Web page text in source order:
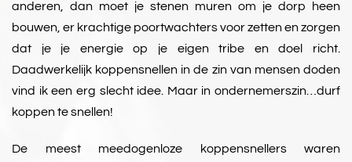
anderen, dan moet je stenen muren om je dorp heen
bouwen, er krachtige poortwachters voor zetten en zorgen
dat je je energie op je eigen tribe en doel richt.
Daadwerkelijk koppensnellen in de zin van mensen doden
vind ik een erg slecht idee. Maar in ondernemerszin…durf
koppen te snellen!
De meest meedogenloze koppensnellers waren